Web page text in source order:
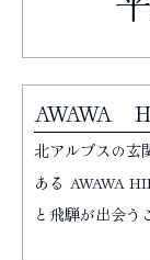
AWAWA
北アルプスの玄
ある AWAWA
と飛騨が出会う